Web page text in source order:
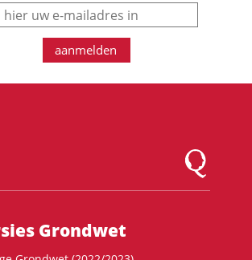
e-mail
aanmelden
Logo
Grondwet